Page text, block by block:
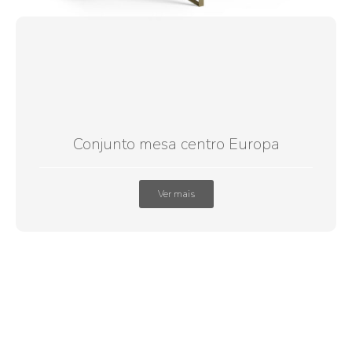
Conjunto mesa centro Europa
Ver mais